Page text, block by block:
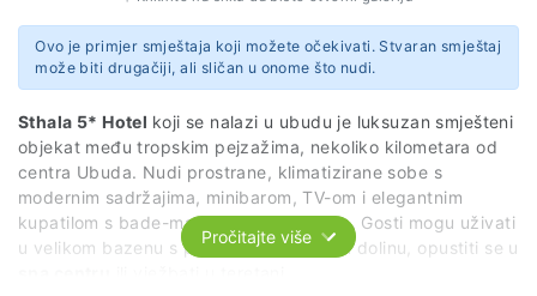
Ovo je primjer smještaja koji možete očekivati. Stvaran smještaj
može biti drugačiji, ali sličan u onome što nudi.
Sthala 5* Hotel koji se nalazi u ubudu je luksuzan smješteni
objekat među tropskim pejzažima, nekoliko kilometara od
centra Ubuda. Nudi prostrane, klimatizirane sobe s
modernim sadržajima, minibarom, TV-om i elegantnim
kupatilom s bade-mantilima i papučama. Gosti mogu uživati
u velikom bazenu s pogledom na zelenu dolinu, opustiti se u
Pročitajte više